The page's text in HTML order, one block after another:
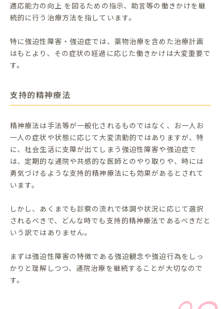
適応能力の向上 を図るための指示、助言等の働きかけを継
続的に行う治療方法を指しています。
特に強迫性障害・強迫症では、薬物治療を含めた治療計画
はもとより、その症状の経過に応じた働きかけは大変重要で
す。
支持的精神療法
精神療法は手法等が一般化されるものではなく、お一人お
一人の症状や状態に応じて大変流動的ではありますが、特
に、社会生活に支障が出てしまう強迫性障害や強迫症で
は、定期的な通院や共感的な医師とのやり取りや、時には
勇気づけるような支持的精神療法にも効果があるとされて
います。
しかし、あくまでも診察の流れで体調や状況に応じて選択
されるべきで、どんな時でも支持的精神療法であるべきだと
いう訳ではありません。
まずは強迫性障害の特徴である強迫観念や強迫行為をしっ
かりと理解しつつ、通院治療を継続することが大切なので
す。